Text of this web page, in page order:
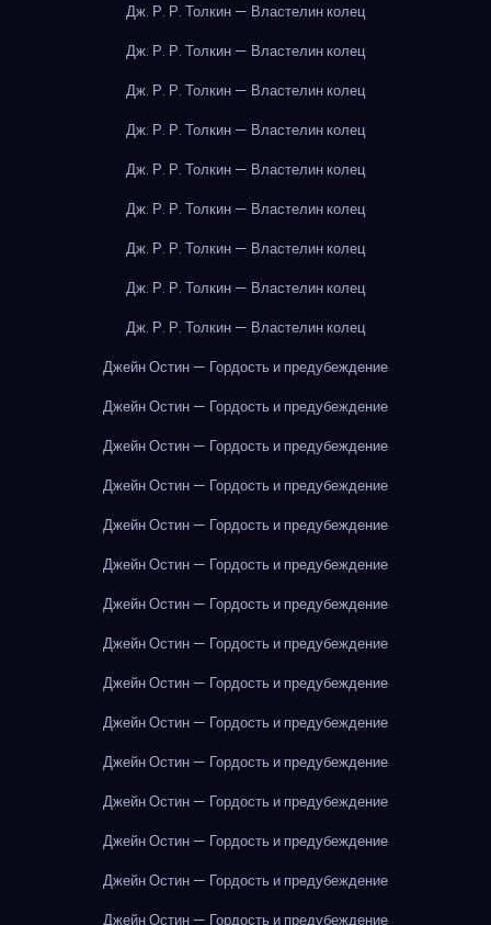
Дж. Р. Р. Толкин — Властелин колец
Дж. Р. Р. Толкин — Властелин колец
Дж. Р. Р. Толкин — Властелин колец
Дж. Р. Р. Толкин — Властелин колец
Дж. Р. Р. Толкин — Властелин колец
Дж. Р. Р. Толкин — Властелин колец
Дж. Р. Р. Толкин — Властелин колец
Дж. Р. Р. Толкин — Властелин колец
Дж. Р. Р. Толкин — Властелин колец
Джейн Остин — Гордость и предубеждение
Джейн Остин — Гордость и предубеждение
Джейн Остин — Гордость и предубеждение
Джейн Остин — Гордость и предубеждение
Джейн Остин — Гордость и предубеждение
Джейн Остин — Гордость и предубеждение
Джейн Остин — Гордость и предубеждение
Джейн Остин — Гордость и предубеждение
Джейн Остин — Гордость и предубеждение
Джейн Остин — Гордость и предубеждение
Джейн Остин — Гордость и предубеждение
Джейн Остин — Гордость и предубеждение
Джейн Остин — Гордость и предубеждение
Джейн Остин — Гордость и предубеждение
Джейн Остин — Гордость и предубеждение